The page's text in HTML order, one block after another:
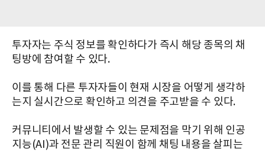
투자자는 주식 정보를 확인하다가 즉시 해당 종목의 채
팅방에 참여할 수 있다.
이를 통해 다른 투자자들이 현재 시장을 어떻게 생각하
는지 실시간으로 확인하고 의견을 주고받을 수 있다.
커뮤니티에서 발생할 수 있는 문제점을 막기 위해 인공
지능(AI)과 전문 관리 직원이 함께 채팅 내용을 살피는